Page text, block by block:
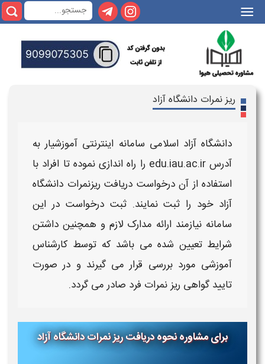
|||
ریز نمرات دانشگاه آزاد
دانشگاه آزاداسلامی سامانه اینترنتی آموزشیار به
آدرس edu.iau.ac.ir را راه اندازی نموده تا افراد با
استفاده از آن درخواست دریافت ریزنمرات دانشگاه
آزاد خود را ثبت نمایند. ثبت درخواست در این
سامانه نیازمند ارائه مدارک لازم و همچنین داشتن
شرایط تعیین شده می باشد که توسط کارشناس
آموزشی مورد بررسی قرار می گیرند و در صورت
تایید گواهی ریز نمرات فرد صادر می گردد.
برای مشاوره نحوه دریافت ریز نمرات دانشگاه آزاد